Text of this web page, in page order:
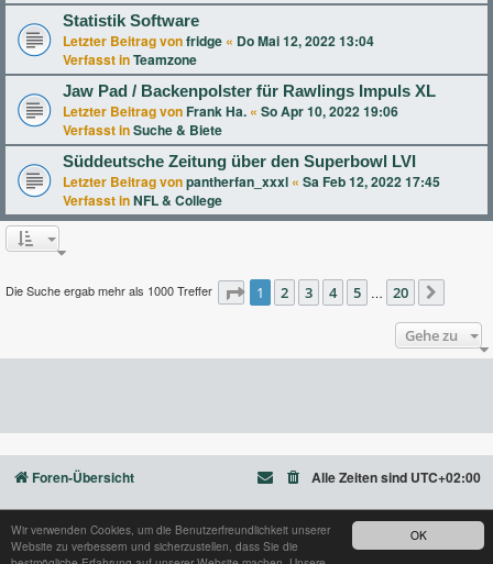
OK
Wir verwenden Cookies, um die Benutzerfreundlichkeit unserer
Website zu verbessern und sicherzustellen, dass Sie die
Statistik Software
Letzter Beitrag vonfridge « Do Mai 12, 2022 13:04
Verfasst inTeamzone
Jaw Pad / Backenpolster für Rawlings Impuls XL
Letzter Beitrag von Frank Ha. « So Apr 10, 2022 19:06
Verfasst inSuche & Biete
Süddeutsche Zeitung über den Superbowl LVI
Letzter Beitrag vonpantherfan_xxxl « Sa Feb 12, 2022 17:45
Verfasst inNFL & College
Die Suche ergab mehr als 1000 Treffer Seite1 von 20
1 2 3 4 5 … 20
Gehe zu
Foren-Übersicht Alle Zeiten sind UTC+02:00
Powered byphpBB® Forum Software © phpBB Limited